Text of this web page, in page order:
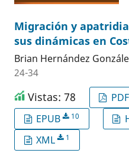
Migración y
sus dinámicas en
Brian Hernández
24-34
Vistas: 78
EPUB 10
XML 1